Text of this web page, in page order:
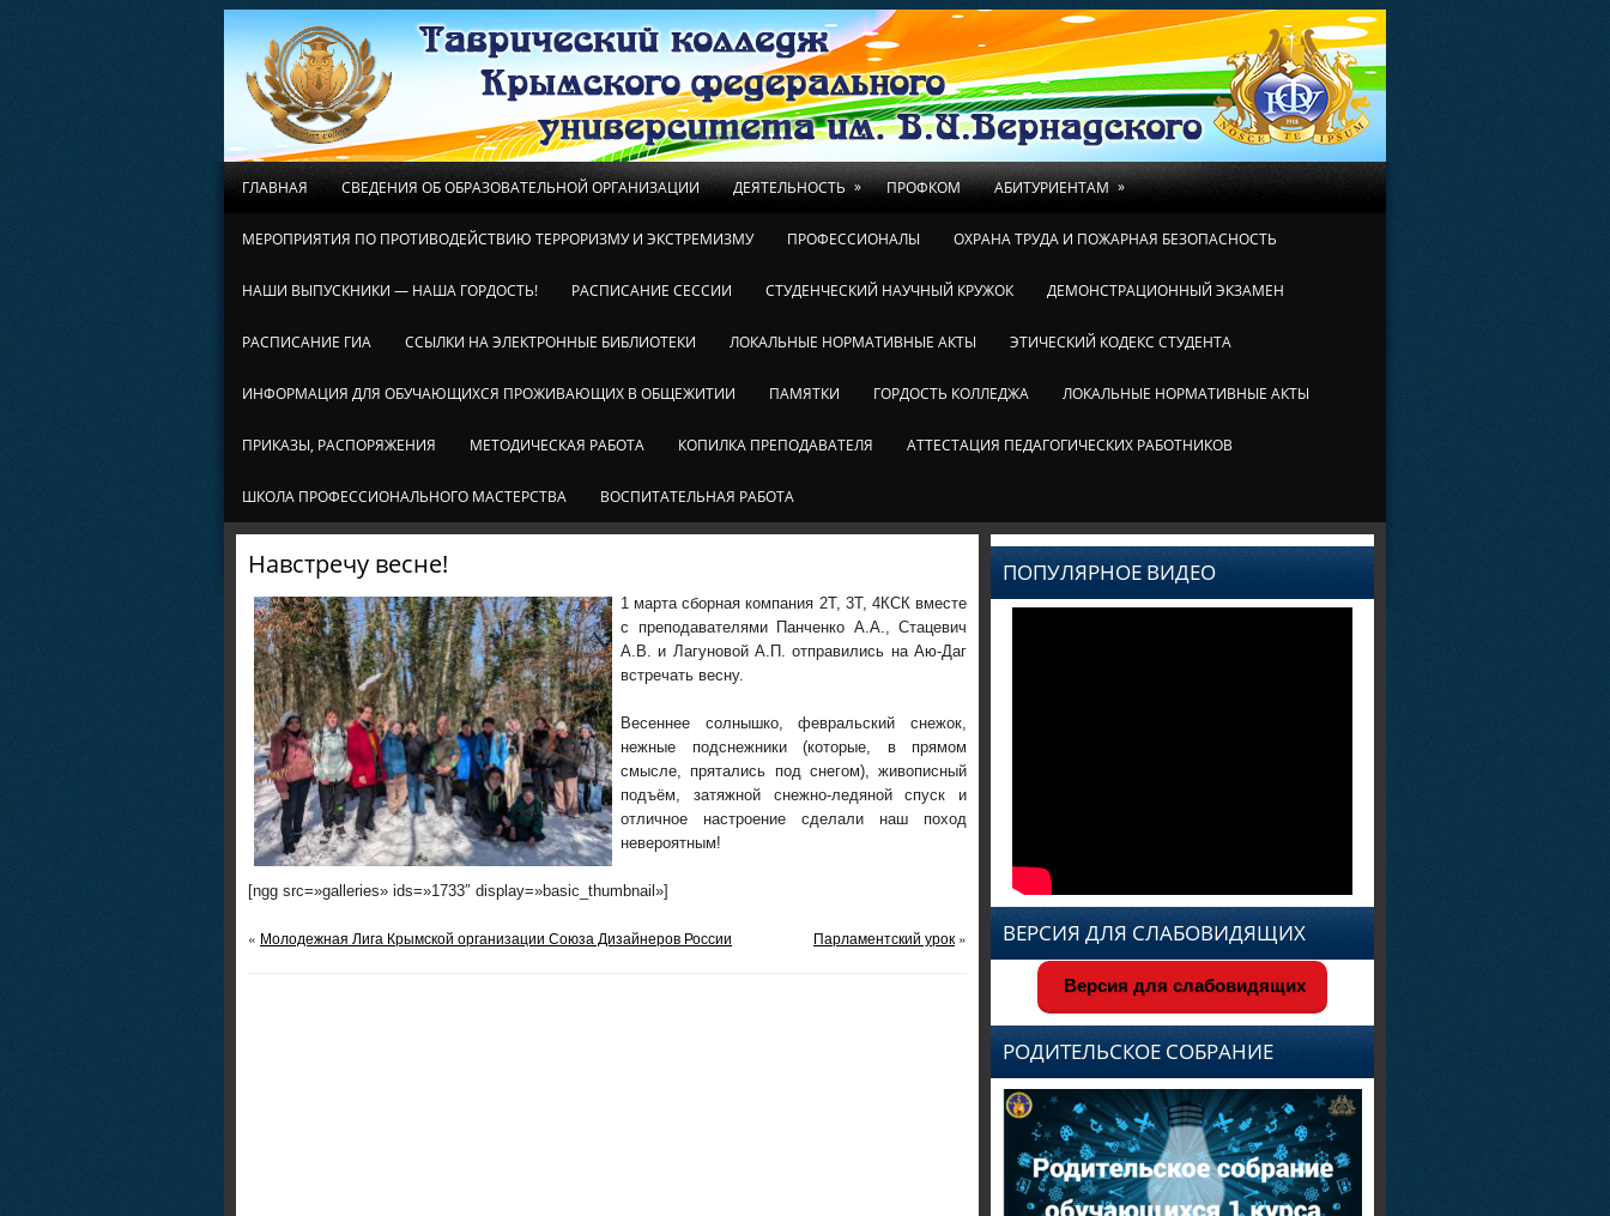
ГЛАВНАЯ СВЕДЕНИЯ ОБ ОБРАЗОВАТЕЛЬНОЙ ОРГАНИЗАЦИИ ДЕЯТЕЛЬНОСТЬ » ПРОФКОМ АБИТУРИЕНТАМ »
МЕРОПРИЯТИЯ ПО ПРОТИВОДЕЙСТВИЮ ТЕРРОРИЗМУ И ЭКСТРЕМИЗМУ ПРОФЕССИОНАЛЫ ОХРАНА ТРУДА И ПОЖАРНАЯ БЕЗОПАСНОСТЬ
НАШИ ВЫПУСКНИКИ — НАША ГОРДОСТЬ! РАСПИСАНИЕ СЕССИИ СТУДЕНЧЕСКИЙ НАУЧНЫЙ КРУЖОК ДЕМОНСТРАЦИОННЫЙ ЭКЗАМЕН
РАСПИСАНИЕ ГИА ССЫЛКИ НА ЭЛЕКТРОННЫЕ БИБЛИОТЕКИ ЛОКАЛЬНЫЕ НОРМАТИВНЫЕ АКТЫ ЭТИЧЕСКИЙ КОДЕКС СТУДЕНТА
ИНФОРМАЦИЯ ДЛЯ ОБУЧАЮЩИХСЯ ПРОЖИВАЮЩИХ В ОБЩЕЖИТИИ ПАМЯТКИ ГОРДОСТЬ КОЛЛЕДЖА ЛОКАЛЬНЫЕ НОРМАТИВНЫЕ АКТЫ
ПРИКАЗЫ, РАСПОРЯЖЕНИЯ МЕТОДИЧЕСКАЯ РАБОТА КОПИЛКА ПРЕПОДАВАТЕЛЯ АТТЕСТАЦИЯ ПЕДАГОГИЧЕСКИХ РАБОТНИКОВ
ШКОЛА ПРОФЕССИОНАЛЬНОГО МАСТЕРСТВА ВОСПИТАТЕЛЬНАЯ РАБОТА
Навстречу весне!
1 марта сборная компания 2Т, 3Т, 4КСК вместе
с преподавателями Панченко А.А., Стацевич
А.В. и Лагуновой А.П. отправились на Аю-Даг
встречать весну.
Весеннее солнышко, февральский снежок,
нежные подснежники (которые, в прямом
смысле, прятались под снегом), живописный
подъём, затяжной снежно-ледяной спуск и
отличное настроение сделали наш поход
невероятным!
[ngg src=»galleries» ids=»1733″ display=»basic_thumbnail»]
« Молодежная Лига Крымской организации Союза Дизайнеров России Парламентский урок »
ПОПУЛЯРНОЕ ВИДЕО
ВЕРСИЯ ДЛЯ СЛАБОВИДЯЩИХ
Версия для слабовидящих
РОДИТЕЛЬСКОЕ СОБРАНИЕ